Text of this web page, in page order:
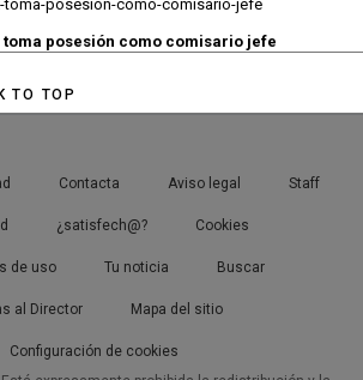
posesión como comisario jefe
TO TOP
Contacta Aviso legal Staff
¿satisfech@? Cookies
de uso Tu noticia Buscar
al Director Mapa del sitio
Configuración de cookies